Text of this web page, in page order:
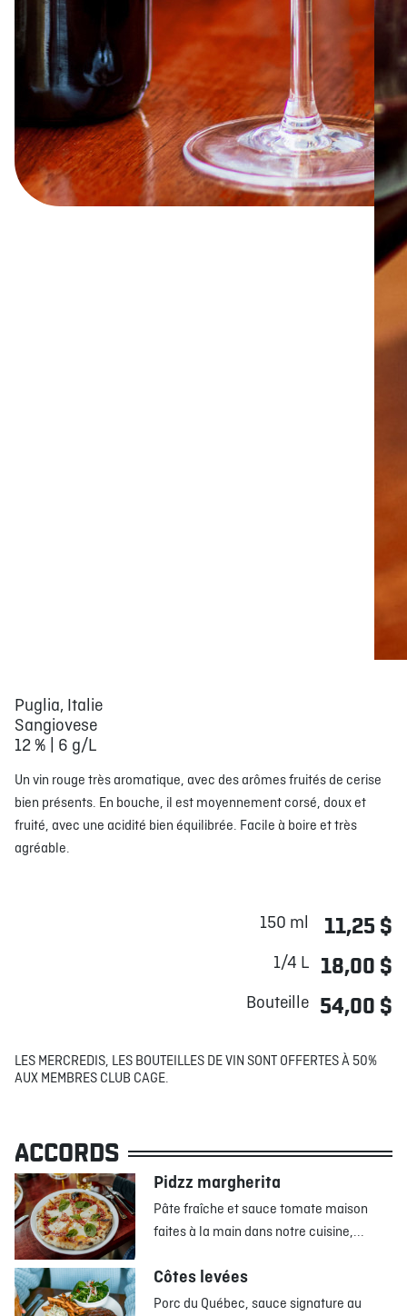
Puglia, Italie
Sangiovese
12 % | 6 g/L
Un vin rouge très aromatique, avec des arômes fruités de cerise
bien présents. En bouche, il est moyennement corsé, doux et
fruité, avec une acidité bien équilibrée. Facile à boire et très
agréable.
150 ml 11,25 $
1/4 L 18,00 $
Bouteille 54,00 $
LES MERCREDIS, LES BOUTEILLES DE VIN SONT OFFERTES À 50%
AUX MEMBRES CLUB CAGE.
ACCORDS
Pidzz margherita
Pâte fraîche et sauce tomate maison
faites à la main dans notre cuisine,...
Côtes levées
Porc du Québec, sauce signature au